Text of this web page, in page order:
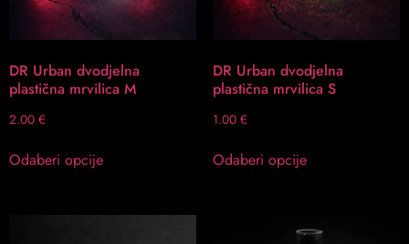
DR Urban dvodjelna
plastična mrvilica M
2.00 €
Odaberi opcije
DR Urban dvodjelna
plastična mrvilica S
1.00 €
Odaberi opcije